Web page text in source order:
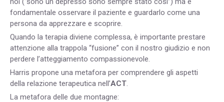
fondamentale osservare il paziente e guardarlo come una
persona da apprezzare e scoprire.
Quando la terapia diviene complessa, è importante prestare
attenzione alla trappola “fusione” con il nostro giudizio e non
perdere l’atteggiamento compassionevole.
Harris propone una metafora per comprendere gli aspetti
della relazione terapeutica nell’ACT.
La metafora delle due montagne: